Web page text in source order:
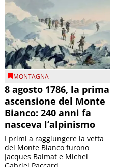
MONTAGNA
8 agosto 1786, la prima
ascensione del Monte
Bianco: 240 anni fa
nasceva l’alpinismo
I primi a raggiungere la vetta
del Monte Bianco furono
Jacques Balmat e Michel